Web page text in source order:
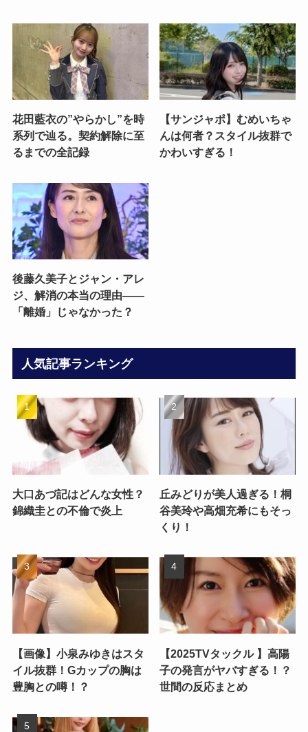
花田藍衣の”やらかし”を時
系列で辿る。契約解除に至
るまでの全記録
【サンジャポ】むめいちゃ
んは何者？スタイル抜群で
かわいすぎる！
後藤久美子とジャン・アレ
ジ、解消の本当の理由——
「離婚」じゃなかった？
人気記事ランキング
大口あづ記はどんな女性？
錦織圭との不倫で炎上
丘みどりが美人過ぎる！桐
谷美玲や高畑充希にもそっ
くり！
【画像】小泉みゆきはスタ
イル抜群！Gカップの胸は
豊胸との噂！？
【2025TVタックル 】高陽
子の発言がヤバすぎる！？
世間の反応まとめ